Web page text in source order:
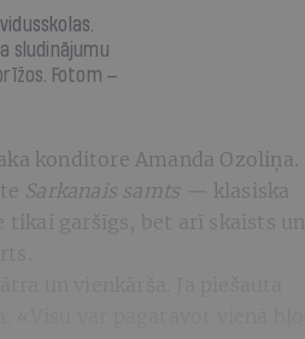
sludinājumu
Fotom —
konditore Amanda Ozoliņa.
Sarkanais samts —
klasiska
tikai garšīgs, bet arī skaists un